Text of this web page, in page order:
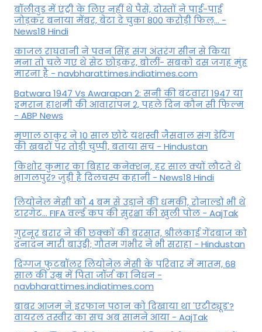
बॉलीवुड में एंट्री के लिए नहीं थे पैसे, दोस्तों ने पाई-पाई
जोड़कर बनाया मेंबर, बेटा दे चुका 800 करोड़ी फिल्... -
News18 Hindi
काजल राघवानी ने पवन सिंह संग अंतरंग सीन से किया
मना तो चले गए थे सेट छोड़कर, बोलीं- सबको दस जगह मुंह
मारना है - navbharattimes.indiatimes.com
Batwara 1947 Vs Awarapan 2: सनी की बंटवारा 1947 या
इमरान हाशमी की आवारापन 2, पहले दिन कौन सी फिल्म
- ABP News
मृणाल ठाकुर ने 10 साल छोटे यशस्वी जैसवाल संग डेटिंग
की खबरों पर तोड़ी चुप्पी, बताया सच - Hindustan
किशोर कुमार का बिहार कनेक्शन, हर साल क्यों लौटते थे
भागलपुर? जुड़ी है दिलचस्प कहानी - News18 Hindi
ल‍ियोनेल मेसी को 4 बम से उड़ाने की धमकी, रोनाल्डो भी थे
टारगेट... FIFA वर्ल्ड कप की सुरक्षा की खुली पोल - AajTak
गुरनूर बरार ने की छक्कों की बरसात, श्रीलंकाई गेंदबाज को
दनादन मारी बाउंड्री; गौतम गंभीर ने भी सराहा - Hindustan
दिग्गज फुटबॉलर लियोनेल मेसी के परिवार में मातम, 68
साल की उम्र में पिता जॉर्ज का निधन -
navbharattimes.indiatimes.com
बाबर आजम ने इरफान पठान को दिखाया था 'एटीट्यूड'?
वायरल तस्वीर का सच अब सामने आया - AajTak